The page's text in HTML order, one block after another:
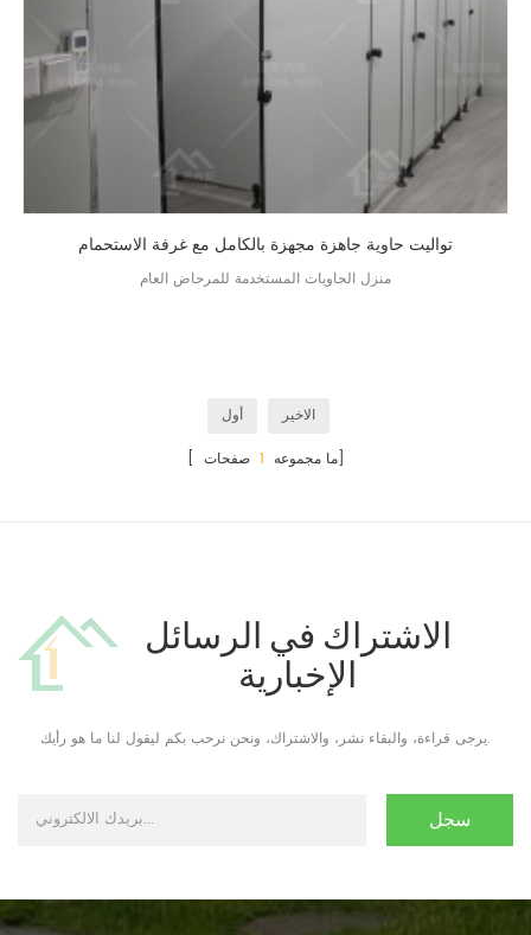
تواليت حاوية جاهزة مجهزة بالكامل مع غرفة الاستحمام
منزل الحاويات المستخدمة للمرحاض العام
أول
الاخير
[ ما مجموعه 1 صفحات]
الاشتراك في الرسائل
الإخبارية
يرجى قراءة، والبقاء نشر، والاشتراك، ونحن نرحب بكم ليقول لنا ما هو رأيك.